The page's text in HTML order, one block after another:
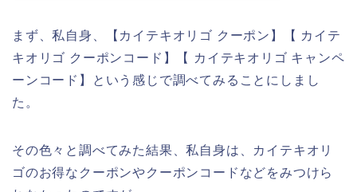
まず、私自身、【カイテキオリゴ クーポン】【 カイテ
キオリゴ クーポンコード】【 カイテキオリゴ キャンペ
ーンコード】という感じで調べてみることにしまし
た。
その色々と調べてみた結果、私自身は、カイテキオリ
ゴのお得なクーポンやクーポンコードなどをみつけら